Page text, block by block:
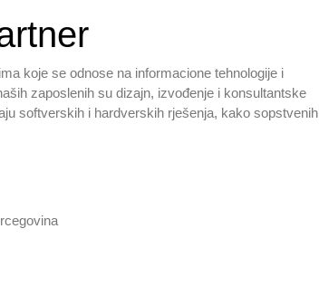
koje se odnose na informacione tehnologije i
zaposlenih su dizajn, izvođenje i konsultantske
softverskih i hardverskih rješenja, kako sopstvenih